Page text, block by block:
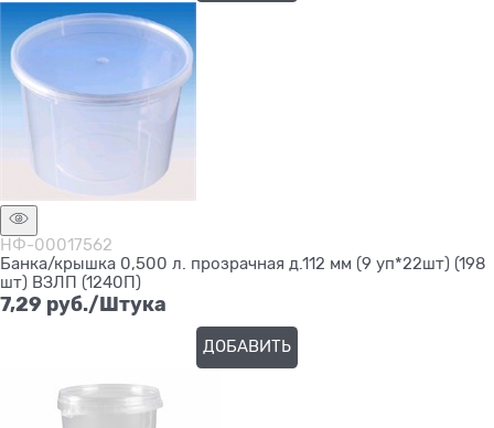
НФ-00017562
Банка/крышка 0,500 л. прозрачная д.112 мм (9 уп*22шт) (198
шт) ВЗЛП (1240П)
7,29 руб./Штука
ДОБАВИТЬ